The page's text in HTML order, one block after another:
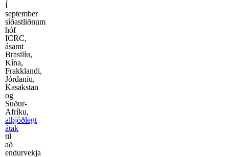
Í
september
síðastliðnum
hóf
ICRC,
ásamt
Brasilíu,
Kína,
Frakklandi,
Jórdaníu,
Kasakstan
og
Suður-
Afríku,
alþjóðlegt
átak
til
að
endurvekja